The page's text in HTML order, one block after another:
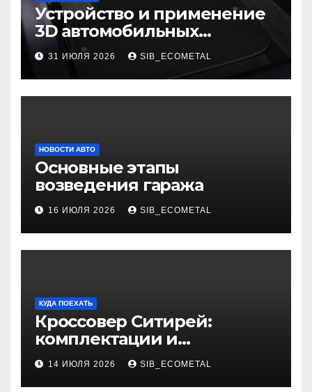
Устройство и применение
3D автомобильных
ковриков
31 ИЮЛЯ 2026 SIB_ECOMETAL
НОВОСТИ АВТО
Основные этапы
возведения гаража
16 ИЮЛЯ 2026 SIB_ECOMETAL
КУДА ПОЕХАТЬ
Кроссовер Ситирей:
комплектации и
характеристики
14 ИЮЛЯ 2026 SIB_ECOMETAL